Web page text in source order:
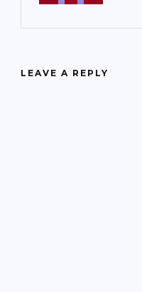
LEAVE A REPLY